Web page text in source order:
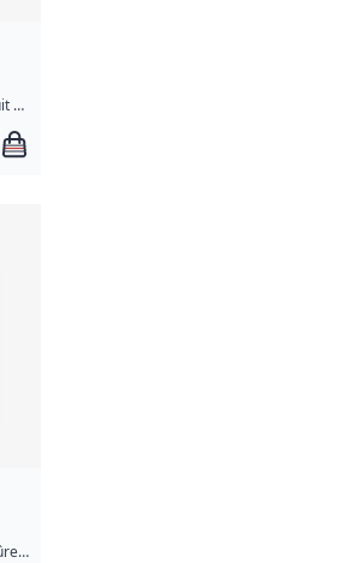
Framboise bleue, fruit du dragon, goyave, limonade, mûre
Framboise bleue, mûre, myrtille, baie de goji, fruits rouges